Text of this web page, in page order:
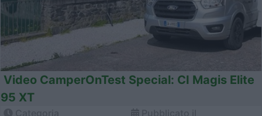
Video CamperOnTest Special: CI Magis Elite
95 XT